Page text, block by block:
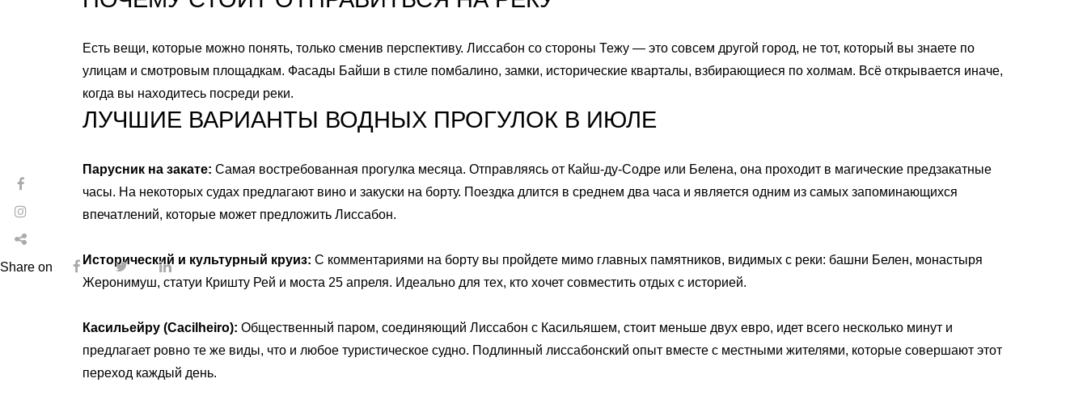
Есть вещи, которые можно понять, только сменив перспективу. Лиссабон со стороны Тежу — это совсем другой город, не тот, который вы знаете по
улицам и смотровым площадкам. Фасады Байши в стиле помбалино, замки, исторические кварталы, взбирающиеся по холмам. Всё открывается иначе,
когда вы находитесь посреди реки.
ЛУЧШИЕ ВАРИАНТЫ ВОДНЫХ ПРОГУЛОК В ИЮЛЕ
Парусник на закате: Самая востребованная прогулка месяца. Отправляясь от Кайш-ду-Содре или Белена, она проходит в магические предзакатные
часы. На некоторых судах предлагают вино и закуски на борту. Поездка длится в среднем два часа и является одним из самых запоминающихся
впечатлений, которые может предложить Лиссабон.
Исторический и культурный круиз: С комментариями на борту вы пройдете мимо главных памятников, видимых с реки: башни Белен, монастыря
Жеронимуш, статуи Кришту Рей и моста 25 апреля. Идеально для тех, кто хочет совместить отдых с историей.
Касильейру (Cacilheiro): Общественный паром, соединяющий Лиссабон с Касильяшем, стоит меньше двух евро, идет всего несколько минут и
предлагает ровно те же виды, что и любое туристическое судно. Подлинный лиссабонский опыт вместе с местными жителями, которые совершают этот
переход каждый день.
Share on